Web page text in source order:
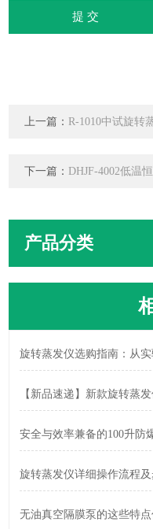
上一篇： R-1010中试旋转
下一篇： DHJF-4002低温
产品分类
旋转蒸发仪选购指南：从
安全与效率兼备的100升防
旋转蒸发仪详细操作流程及
无油真空隔膜泵的这些特